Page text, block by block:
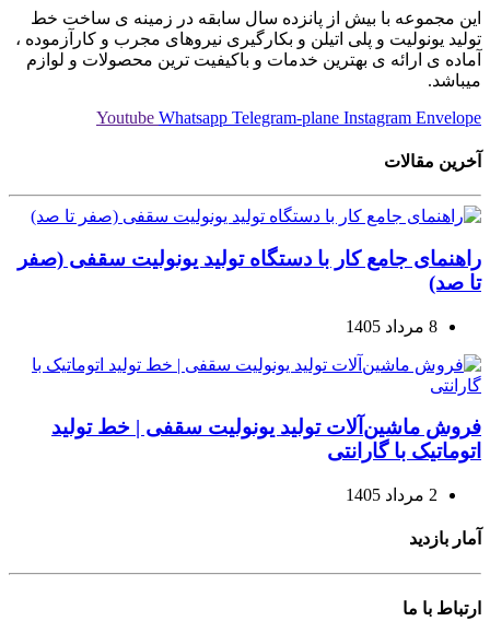
این مجموعه با بیش از پانزده سال سابقه در زمینه ی ساخت خط
تولید یونولیت و پلی اتیلن و بکارگیری نیروهای مجرب و کارآزموده ،
آماده ی ارائه ی بهترین خدمات و باکیفیت ترین محصولات و لوازم
میباشد.
Youtube Whatsapp Telegram-plane Instagram Envelope
آخرین مقالات
راهنمای جامع کار با دستگاه تولید یونولیت سقفی (صفر
تا صد)
8 مرداد 1405
فروش ماشین‌آلات تولید یونولیت سقفی | خط تولید
اتوماتیک با گارانتی
2 مرداد 1405
آمار بازدید
ارتباط با ما